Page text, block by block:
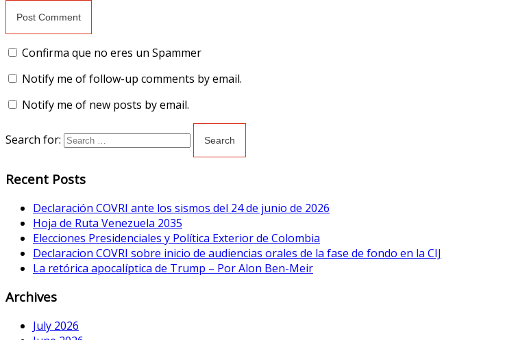
Confirma que no eres un Spammer
Notify me of follow-up comments by email.
Notify me of new posts by email.
Search for:
Recent Posts
Declaración COVRI ante los sismos del 24 de junio de 2026
Hoja de Ruta Venezuela 2035
Elecciones Presidenciales y Política Exterior de Colombia
Declaracion COVRI sobre inicio de audiencias orales de la fase de fondo en la CIJ
La retórica apocalíptica de Trump – Por Alon Ben-Meir
Archives
July 2026